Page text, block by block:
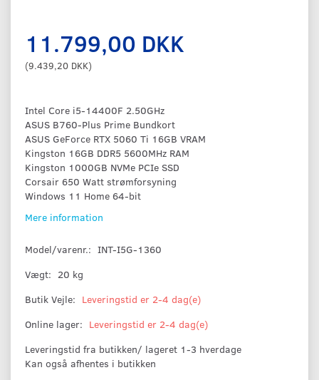
11.799,00 DKK
(9.439,20 DKK)
Intel Core i5-14400F 2.50GHz
ASUS B760-Plus Prime Bundkort
ASUS GeForce RTX 5060 Ti 16GB VRAM
Kingston 16GB DDR5 5600MHz RAM
Kingston 1000GB NVMe PCIe SSD
Corsair 650 Watt strømforsyning
Windows 11 Home 64-bit
Mere information
Model/varenr.: INT-I5G-1360
Vægt: 20 kg
Butik Vejle: Leveringstid er 2-4 dag(e)
Online lager: Leveringstid er 2-4 dag(e)
Leveringstid fra butikken/ lageret 1-3 hverdage
Kan også afhentes i butikken